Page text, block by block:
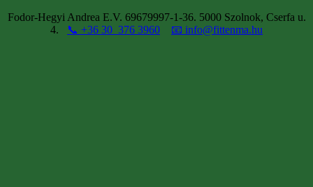
Fodor-Hegyi Andrea E.V. 69679997-1-36. 5000 Szolnok, Cserfa u.
4.
📞 +36 30 376 3960 📧 info@fittenma.hu